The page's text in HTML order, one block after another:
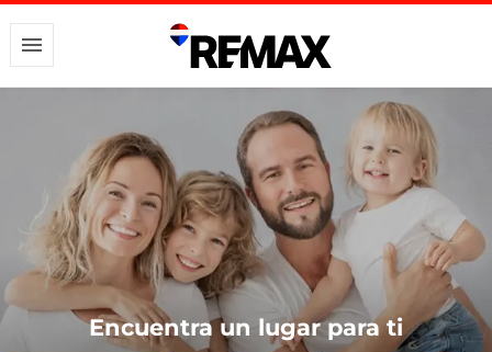
Encuentra un lugar para ti